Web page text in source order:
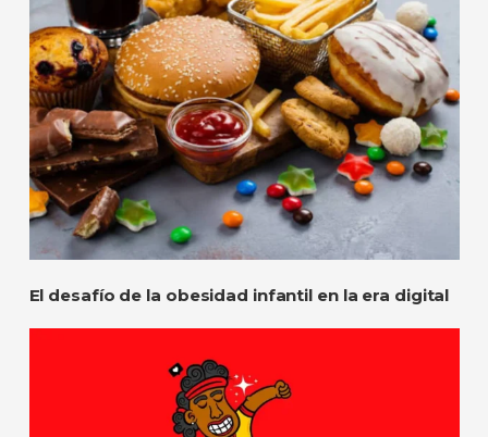
El desafío de la obesidad infantil en la era digital